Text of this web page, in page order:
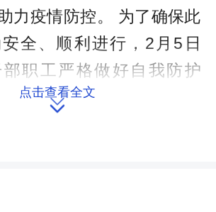
力疫情防控。 为了确保此
全、顺利进行，2月5日
职工严格做好自我防护
分批次前往献血屋捐献。
点击查看全文
